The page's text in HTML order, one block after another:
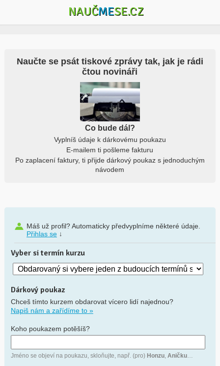
NAUČMESE.CZ
Naučte se psát tiskové zprávy tak, jak je rádi
čtou novináři
Co bude dál?
Vyplníš údaje k dárkovému poukazu
E-mailem ti pošleme fakturu
Po zaplacení faktury, ti přijde dárkový poukaz s jednoduchým
návodem
Máš už profil? Automaticky předvyplníme některé údaje.
Přihlas se↓
Vyber si termín kurzu
Dárkový poukaz
Chceš tímto kurzem obdarovat vícero lidí najednou?
Napiš nám a zařídíme to »
Koho poukazem potěšíš?
Jméno se objeví na poukazu, skloňujte, např. (pro) Honzu, Aničku…